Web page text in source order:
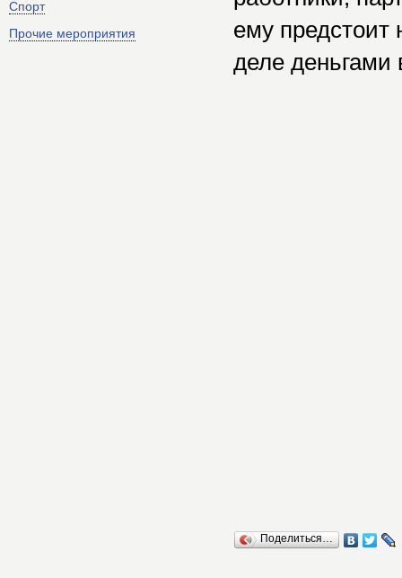
Спорт
Прочие мероприятия
ему
деле
Поделиться…